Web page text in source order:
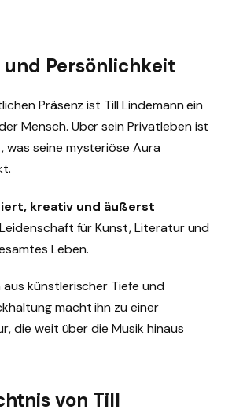
Persönlichkeit
Präsenz ist Till Lindemann ein
Mensch. Über sein Privatleben ist
was seine mysteriöse Aura
kreativ und äußerst
Leidenschaft für Kunst, Literatur und
Leben.
künstlerischer Tiefe und
macht ihn zu einer
die weit über die Musik hinaus
von Till